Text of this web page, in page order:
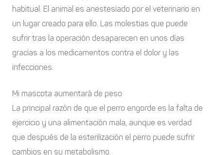
habitual. El animal es anestesiado por el veterinario en
un lugar creado para ello. Las molestias que puede
sufrir tras la operación desaparecen en unos días
gracias a los medicamentos contra el dolor y las
infecciones.
Mi mascota aumentará de peso
La principal razón de que el perro engorde es la falta de
ejercicio y una alimentación mala, aunque es verdad
que después de la esterilización el perro puede sufrir
cambios en su metabolismo.